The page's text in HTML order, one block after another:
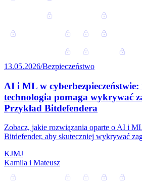
13.05.2026/Bezpieczeństwo
AI i ML w
technologia pomaga wykrywać
Przykład Bitdefendera
Zobacz, jakie rozwiązania oparte o AI i
Bitdefender, aby skuteczniej wykrywać
KJMJ
Kamila i Mateusz